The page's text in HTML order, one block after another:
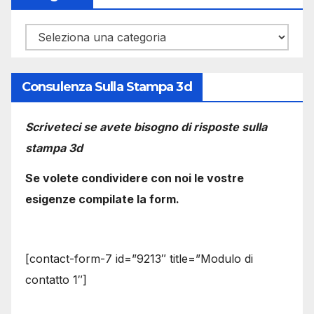
Categorie
Consulenza Sulla Stampa 3d
Scriveteci se avete bisogno di risposte sulla
stampa 3d
Se volete condividere con noi le vostre
esigenze compilate la form.
[contact-form-7 id=”9213″ title=”Modulo di
contatto 1″]